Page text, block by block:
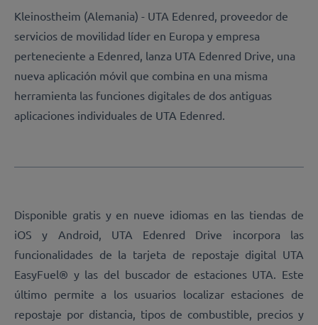
Kleinostheim (Alemania) - UTA Edenred, proveedor de
servicios de movilidad líder en Europa y empresa
perteneciente a Edenred, lanza UTA Edenred Drive, una
nueva aplicación móvil que combina en una misma
herramienta las funciones digitales de dos antiguas
aplicaciones individuales de UTA Edenred.
Disponible gratis y en nueve idiomas en las tiendas de
iOS y Android, UTA Edenred Drive incorpora las
funcionalidades de la tarjeta de repostaje digital UTA
EasyFuel® y las del buscador de estaciones UTA. Este
último permite a los usuarios localizar estaciones de
repostaje por distancia, tipos de combustible, precios y